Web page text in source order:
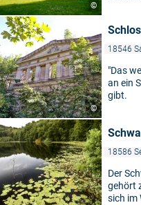
©
©
18546
"Das
an ein
gibt.
18586
Der
gehört
sich im